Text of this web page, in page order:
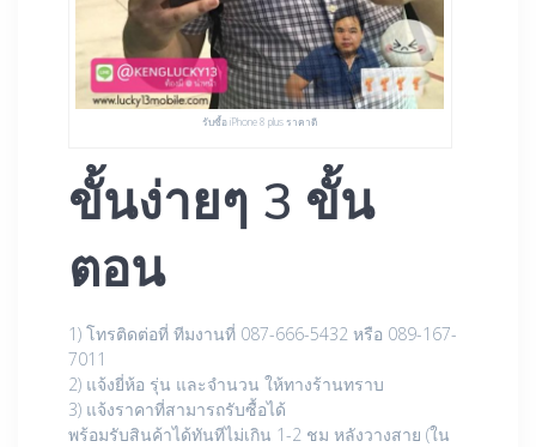
รับซื้อ iPhone 8 plus ราคาดี
ขั้นง่ายๆ 3 ขั้น
ตอน
1) โทรติดต่อที่ ทีมงานที่ 087-666-5432 หรือ 089-167-
7011
2) แจ้งยี่ห้อ รุ่น และจำนวน ให้ทางร้านทราบ
3) แจ้งราคาที่สามารถรับซื้อได้
พร้อมรับสินค้าได้ทันทีไม่เกิน 1-2 ชม หลังวางสาย (ใน